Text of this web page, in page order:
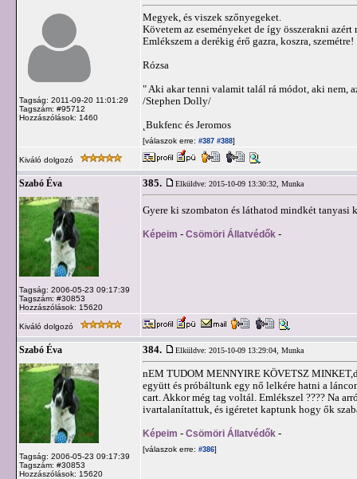
Tagság: 2011-09-20 11:01:29
Tagszám: #95712
Hozzászólások: 1460
Megyek, és viszek szőnyegeket.
Követem az eseményeket de így összerakni azért
Emlékszem a derékig érő gazra, koszra, szemétre!
Rózsa
" Aki akar tenni valamit talál rá módot, aki nem,
/Stephen Dolly/
˛Bukfenc és Jeromos
[válaszok erre: #387 #388]
Kiváló dolgozó
Szabó Éva
Tagság: 2006-05-23 09:17:39
Tagszám: #30853
Hozzászólások: 15620
385. Elküldve: 2015-10-09 13:30:32, Munka
Gyere ki szombaton és láthatod mindkét tanyasi
Képeim - Csömöri Állatvédők -
Kiváló dolgozó
Szabó Éva
Tagság: 2006-05-23 09:17:39
Tagszám: #30853
Hozzászólások: 15620
384. Elküldve: 2015-10-09 13:29:04, Munka
nEM TUDOM MENNYIRE KÖVETSZ
együtt és próbáltunk egy nő lelkére hatni a
cart. Akkor még tag voltál. Emlékszel ???? Na
ivartalanítattuk, és igéretet kaptunk hogy ők
Képeim - Csömöri Állatvédők -
[válaszok erre: #386]